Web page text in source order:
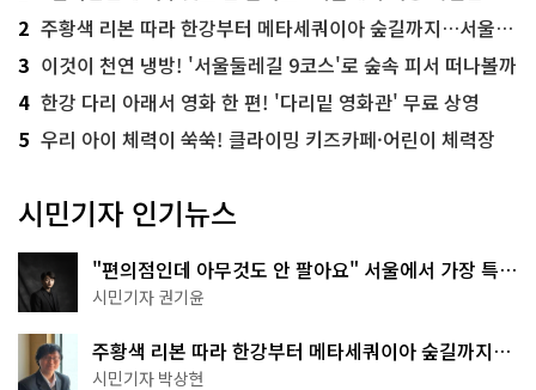
2 주황색 리본 따라 한강부터 메타세쿼이아 숲길까지…서울둘레길 15코스
3 이것이 천연 냉방! '서울둘레길 9코스'로 숲속 피서 떠나볼까
4 한강 다리 아래서 영화 한 편! '다리밑 영화관' 무료 상영
5 우리 아이 체력이 쑥쑥! 클라이밍 키즈카페·어린이 체력장
시민기자 인기뉴스
"편의점인데 아무것도 안 팔아요" 서울에서 가장 특별
한 편의점의 정체
시민기자 권기윤
주황색 리본 따라 한강부터 메타세쿼이아 숲길까지…
서울둘레길 15코스
시민기자 박상현